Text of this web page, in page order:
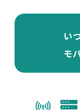
い
モ